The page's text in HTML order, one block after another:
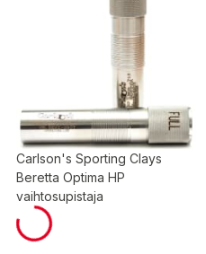
Carlson's Sporting Clays
Beretta Optima HP
vaihtosupistaja